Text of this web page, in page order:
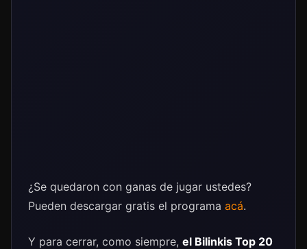
¿Se quedaron con ganas de jugar ustedes?
Pueden descargar gratis el programa acá.
Y para cerrar, como siempre, el Bilinkis Top 20